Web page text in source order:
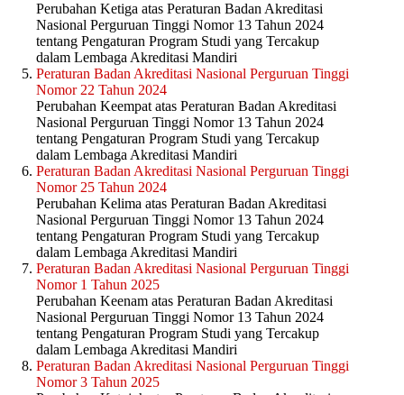
Perubahan Ketiga atas Peraturan Badan Akreditasi
Nasional Perguruan Tinggi Nomor 13 Tahun 2024
tentang Pengaturan Program Studi yang Tercakup
dalam Lembaga Akreditasi Mandiri
Peraturan Badan Akreditasi Nasional Perguruan Tinggi
Nomor 22 Tahun 2024
Perubahan Keempat atas Peraturan Badan Akreditasi
Nasional Perguruan Tinggi Nomor 13 Tahun 2024
tentang Pengaturan Program Studi yang Tercakup
dalam Lembaga Akreditasi Mandiri
Peraturan Badan Akreditasi Nasional Perguruan Tinggi
Nomor 25 Tahun 2024
Perubahan Kelima atas Peraturan Badan Akreditasi
Nasional Perguruan Tinggi Nomor 13 Tahun 2024
tentang Pengaturan Program Studi yang Tercakup
dalam Lembaga Akreditasi Mandiri
Peraturan Badan Akreditasi Nasional Perguruan Tinggi
Nomor 1 Tahun 2025
Perubahan Keenam atas Peraturan Badan Akreditasi
Nasional Perguruan Tinggi Nomor 13 Tahun 2024
tentang Pengaturan Program Studi yang Tercakup
dalam Lembaga Akreditasi Mandiri
Peraturan Badan Akreditasi Nasional Perguruan Tinggi
Nomor 3 Tahun 2025